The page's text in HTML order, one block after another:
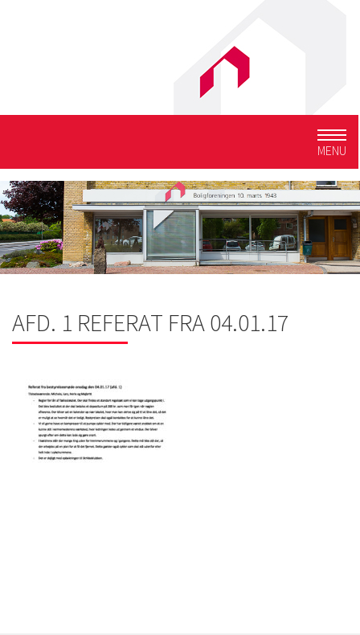
MENU
AFD. 1 REFERAT FRA 04.01.17